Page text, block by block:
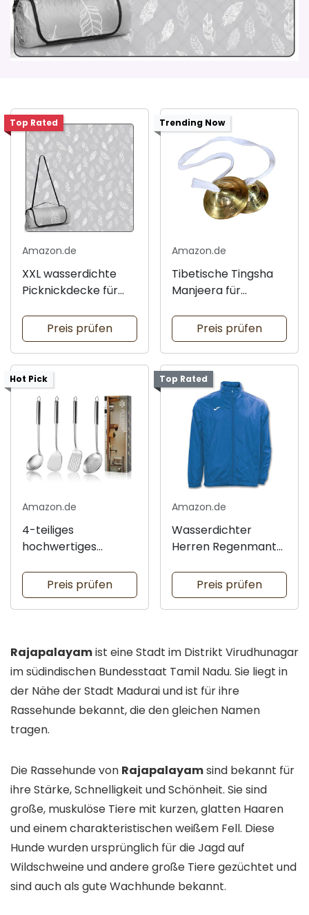
Top Rated
Amazon.de
XXL wasserdichte
Picknickdecke für
Preis prüfen
Trending Now
Amazon.de
Tibetische Tingsha
Manjeera für
Preis prüfen
Hot Pick
Amazon.de
4-teiliges
hochwertiges
Preis prüfen
Top Rated
Amazon.de
Wasserdichter
Herren Regenmantel
Preis prüfen
Rajapalayamist eine Stadt im Distrikt Virudhunagar
im südindischen Bundesstaat Tamil Nadu. Sie liegt in
der Nähe der Stadt Madurai und ist für ihre
Rassehunde bekannt, die den gleichen Namen
tragen.
Die Rassehunde von Rajapalayamsind bekannt für
ihre Stärke, Schnelligkeit und Schönheit. Sie sind
große, muskulöse Tiere mit kurzen, glatten Haaren
und einem charakteristischen weißem Fell. Diese
Hunde wurden ursprünglich für die Jagd auf
Wildschweine und andere große Tiere gezüchtet und
sind auch als gute Wachhunde bekannt.